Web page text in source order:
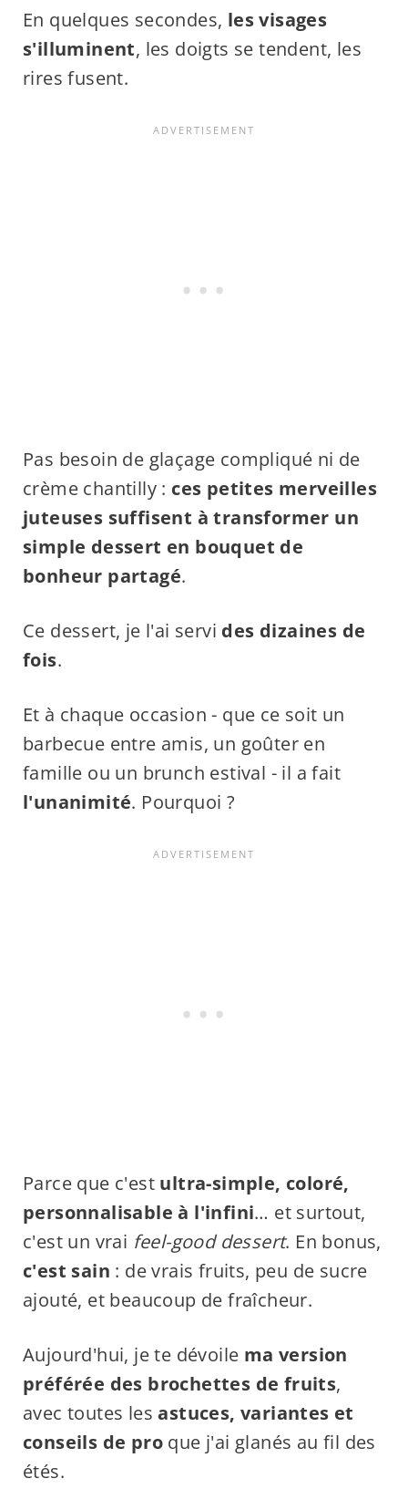
En quelques secondes, les visages
s'illuminent, les doigts se tendent, les
rires fusent.
Pas besoin de glaçage compliqué ni de
crème chantilly : ces petites merveilles
juteuses suffisent à transformer un
simple dessert en bouquet de
bonheur partagé.
Ce dessert, je l'ai servi des dizaines de
fois.
Et à chaque occasion - que ce soit un
barbecue entre amis, un goûter en
famille ou un brunch estival - il a fait
l'unanimité. Pourquoi ?
Parce que c'est ultra-simple, coloré,
personnalisable à l'infini… et surtout,
c'est un vrai feel-good dessert. En bonus,
c'est sain : de vrais fruits, peu de sucre
ajouté, et beaucoup de fraîcheur.
Aujourd'hui, je te dévoile ma version
préférée des brochettes de fruits,
avec toutes lesastuces, variantes et
conseils de proque j'ai glanés au fil des
étés.